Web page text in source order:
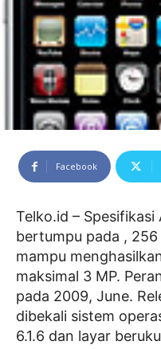
Facebook
Telko.id – Spesifikasi
bertumpu pada ,
mampu
maksimal 3 MP.
pada 2009, June.
dibekali sistem
6.1.6 dan layar